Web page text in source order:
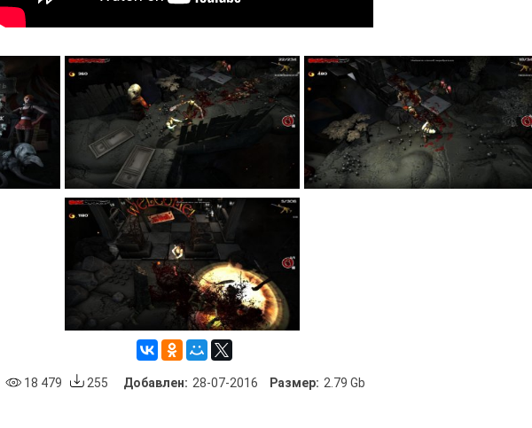
18 479 255 Добавлен: 28-07-2016 Размер: 2.79 Gb